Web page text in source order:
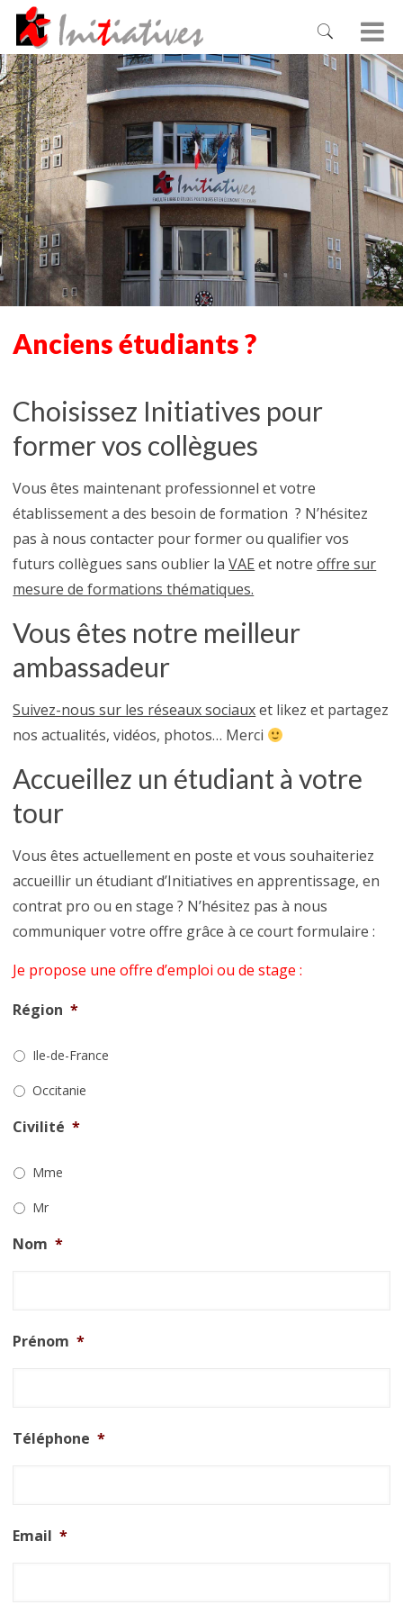
Anciens étudiants ?
Choisissez Initiatives pour
former vos collègues
Vous êtes maintenant professionnel et votre
établissement a des besoin de formation ? N’hésitez
pas à nous contacter pour former ou qualifier vos
futurs collègues sans oublier laVAE et notreoffre sur
mesure de formations thématiques.
Vous êtes notre meilleur
ambassadeur
Suivez-nous sur les réseaux sociauxet likez et partagez
nos actualités, vidéos, photos… Merci
Accueillez un étudiant à votre
tour
Vous êtes actuellement en poste et vous souhaiteriez
accueillir un étudiant d’Initiatives en apprentissage, en
contrat pro ou en stage ? N’hésitez pas à nous
communiquer votre offre grâce à ce court formulaire :
Je propose une offre d’emploi ou de stage :
Région *
Ile-de-France
Occitanie
Civilité *
Mme
Mr
Nom *
Prénom *
Téléphone *
Email *